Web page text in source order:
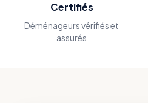
Certifiés
Déménageurs vérifiés et
assurés